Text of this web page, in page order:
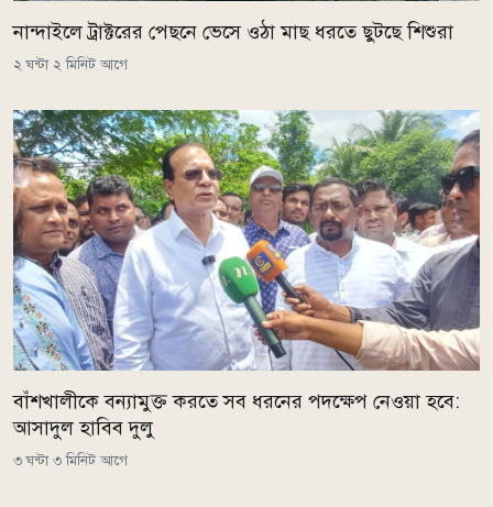
নান্দাইলে ট্রাক্টরের পেছনে ভেসে ওঠা মাছ ধরতে ছুটছে শিশুরা
২ ঘন্টা ২ মিনিট আগে
বাঁশখালীকে বন্যামুক্ত করতে সব ধরনের পদক্ষেপ নেওয়া হবে:
আসাদুল হাবিব দুলু
৩ ঘন্টা ৩ মিনিট আগে